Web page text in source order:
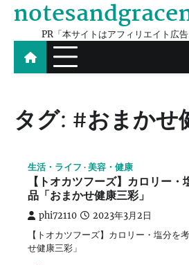
Skip
contentPR「本サイトはアフィリエイト広告
タグ: #おまかせ
生活・ライフ 美容・健康
【トオカツフーズ】カロリー
品「おまかせ健康三彩」
phi72110 2023年3月2日
【トオカツフーズ】カロリー・塩分を
せ健康三彩」